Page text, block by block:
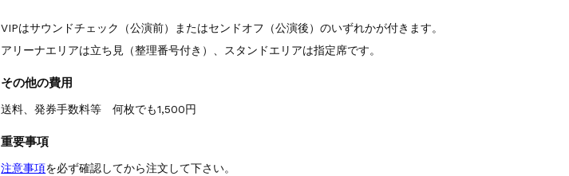
VIPはサウンドチェック（公演前）またはセンドオフ（公演後）のいずれかが付きます。
アリーナエリアは立ち見（整理番号付き）、スタンドエリアは指定席です。
その他の費用
送料、発券手数料等 何枚でも1,500円
重要事項
注意事項を必ず確認してから注文して下さい。